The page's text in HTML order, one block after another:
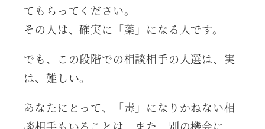
てもらってください。
その人は、確実に「薬」になる人です。
でも、この段階での相談相手の人選は、実
は、難しい。
あなたにとって、「毒」になりかねない相